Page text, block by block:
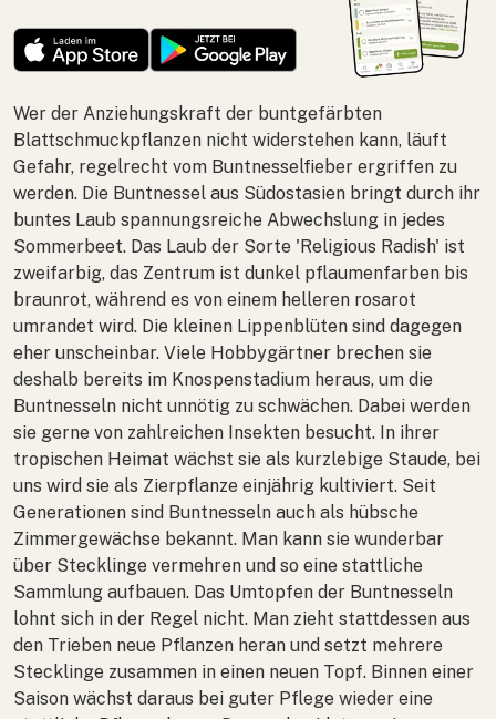
Wer der Anziehungskraft der buntgefärbten
Blattschmuckpflanzen nicht widerstehen kann, läuft
Gefahr, regelrecht vom Buntnesselfieber ergriffen zu
werden. Die Buntnessel aus Südostasien bringt durch ihr
buntes Laub spannungsreiche Abwechslung in jedes
Sommerbeet. Das Laub der Sorte 'Religious Radish' ist
zweifarbig, das Zentrum ist dunkel pflaumenfarben bis
braunrot, während es von einem helleren rosarot
umrandet wird. Die kleinen Lippenblüten sind dagegen
eher unscheinbar. Viele Hobbygärtner brechen sie
deshalb bereits im Knospenstadium heraus, um die
Buntnesseln nicht unnötig zu schwächen. Dabei werden
sie gerne von zahlreichen Insekten besucht. In ihrer
tropischen Heimat wächst sie als kurzlebige Staude, bei
uns wird sie als Zierpflanze einjährig kultiviert. Seit
Generationen sind Buntnesseln auch als hübsche
Zimmergewächse bekannt. Man kann sie wunderbar
über Stecklinge vermehren und so eine stattliche
Sammlung aufbauen. Das Umtopfen der Buntnesseln
lohnt sich in der Regel nicht. Man zieht stattdessen aus
den Trieben neue Pflanzen heran und setzt mehrere
Stecklinge zusammen in einen neuen Topf. Binnen einer
Saison wächst daraus bei guter Pflege wieder eine